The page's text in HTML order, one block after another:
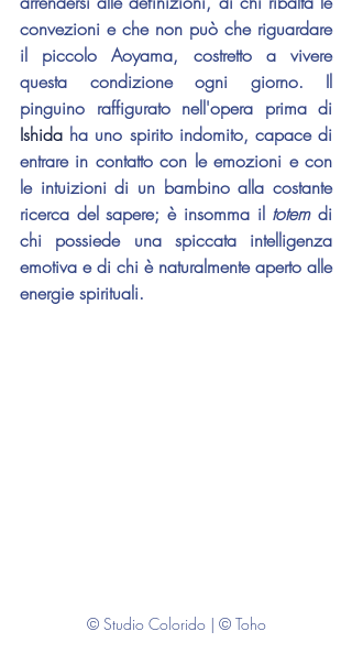
convezioni e che non può che riguardare
il piccolo Aoyama, costretto a vivere
questa condizione ogni giorno. Il
Ishida ha uno spirito indomito, capace di
entrare in contatto con le emozioni e con
le intuizioni di un bambino alla costante
ricerca del sapere; è insomma il totem di
chi possiede una spiccata intelligenza
emotiva e di chi è naturalmente aperto alle
energie spirituali.
© Studio Colorido | © Toho